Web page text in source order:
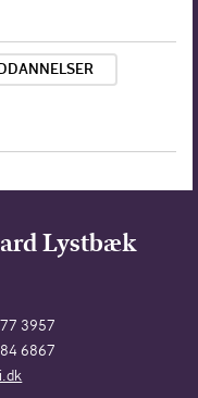
Lystbæk
3957
6867